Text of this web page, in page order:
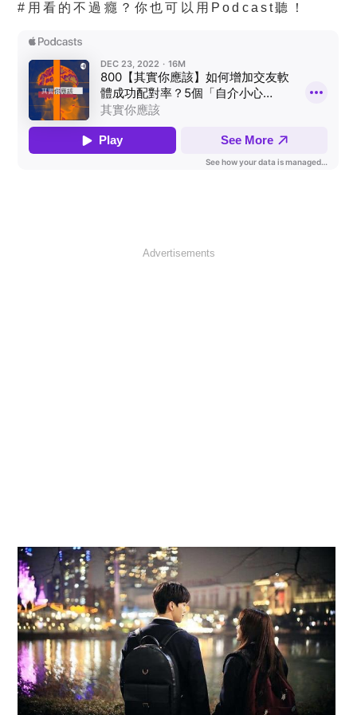
#用看的不過癮？你也可以用Podcast聽！
Advertisements